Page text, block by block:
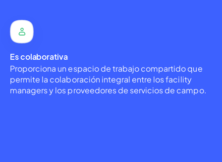
Es colaborativa
Proporciona un espacio de trabajo compartido que
permite la colaboración integral entre los facility
managers y los proveedores de servicios de campo.